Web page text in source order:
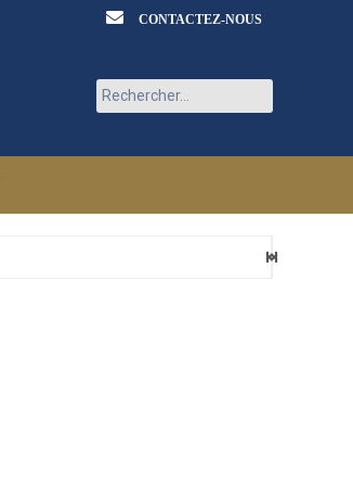
CONTACTEZ-NOUS
Rechercher :